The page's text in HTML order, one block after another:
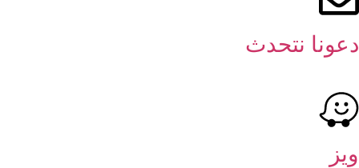
دعونا نتحدث
ويز